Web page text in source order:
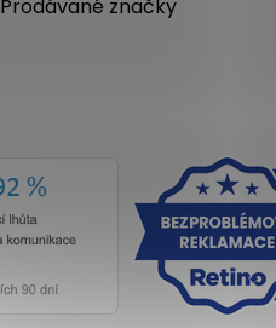
Prodávané značky